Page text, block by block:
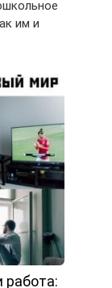
им и
работа: